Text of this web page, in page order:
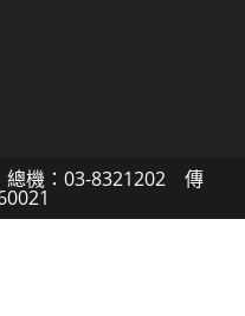
總機：03-8321202 傳